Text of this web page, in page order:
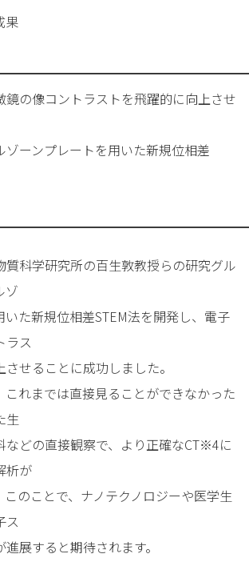
果
コントラストを飛躍的に向上させ
プレートを用いた新規位相差
科学研究所の百生敦教授らの研究グル
ゾ
いた新規位相差STEM法を開発し、電子
ラス
させることに成功しました。
れまでは直接見ることができなかった
生
などの直接観察で、より正確なCT※4に
析が
のことで、ナノテクノロジーや医学生
ス
展すると期待されます。